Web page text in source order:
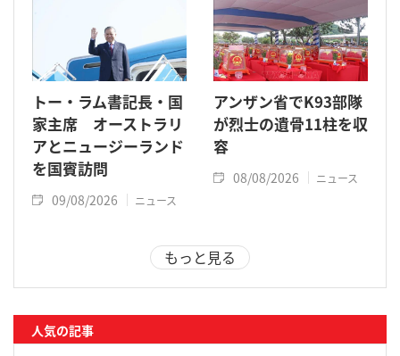
トー・ラム書記長・国
家主席 オーストラリ
アとニュージーランド
を国賓訪問
09/08/2026 ニュース
アンザン省でK93部隊
が烈士の遺骨11柱を収
容
08/08/2026 ニュース
もっと見る
人気の記事